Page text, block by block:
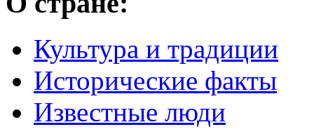
Культура и традиции
Исторические факты
Известные люди